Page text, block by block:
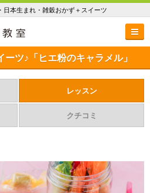
日本生まれ・雑穀おかず＋スイーツ
ーツ♪「ヒエ粉のキャラメル」
レッスン
クチコミ